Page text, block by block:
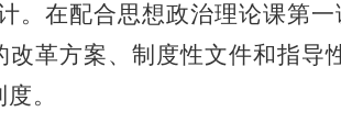
。在配合思想政治理论课第
革方案、制度性文件和指导
。